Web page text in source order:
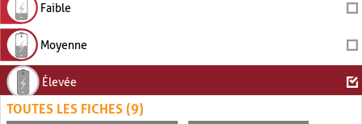
Faible
Moyenne
Élevée
TOUTES LES FICHES (9)